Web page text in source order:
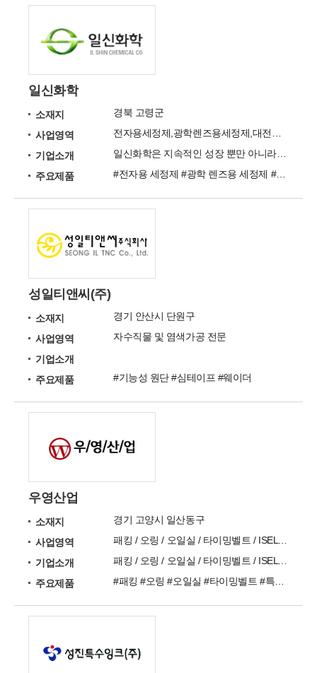
일신화학
소재지
경북 고령군
사업영역
기업소개
주요제품
#전자용 세정제 #광학 렌즈용 세정제 #태양전지 Wafer용 세정제 #점착제용 #고무용 #수지용 #페인트용 #안료 및 색소용 #잉크용 #섬유용
성일티앤씨(주)
소재지
경기 안산시 단원구
사업영역
자수직물 및 염색가공 전문
기업소개
주요제품
#기능성 원단 #심테이프 #웨이더
우영산업
소재지
경기 고양시 일산동구
사업영역
기업소개
주요제품